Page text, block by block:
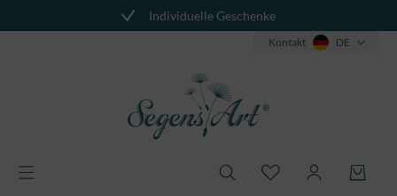
Individuelle Geschenke
Kontakt DE